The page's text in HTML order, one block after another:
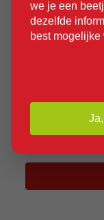
we je een
dezelfde
best